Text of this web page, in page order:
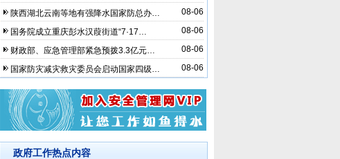
08-06
陕西湖北云南等地有强降水国家防总办…
08-06
国务院成立重庆彭水汉葭街道“7·17…
08-06
财政部、应急管理部紧急预拨3.3亿元…
08-06
国家防灾减灾救灾委员会启动国家四级…
政府工作热点内容